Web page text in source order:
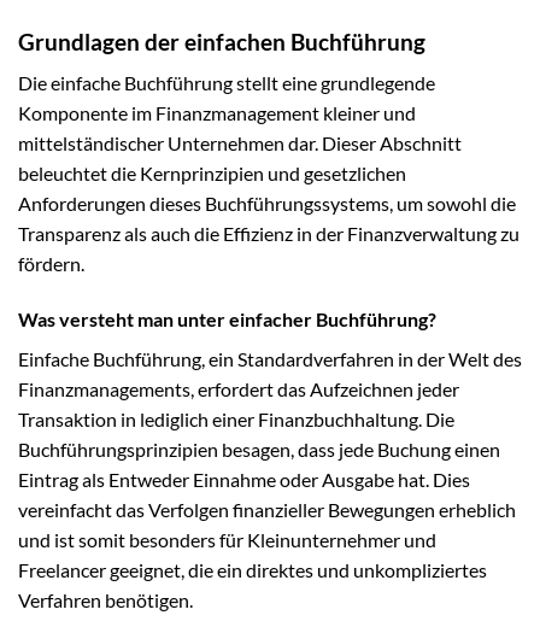
Grundlagen der einfachen Buchführung
Die einfache Buchführung stellt eine grundlegende
Komponente im Finanzmanagement kleiner und
mittelständischer Unternehmen dar. Dieser Abschnitt
beleuchtet die Kernprinzipien und gesetzlichen
Anforderungen dieses Buchführungssystems, um sowohl die
Transparenz als auch die Effizienz in der Finanzverwaltung zu
fördern.
Was versteht man unter einfacher Buchführung?
Einfache Buchführung, ein Standardverfahren in der Welt des
Finanzmanagements, erfordert das Aufzeichnen jeder
Transaktion in lediglich einer Finanzbuchhaltung. Die
Buchführungsprinzipien besagen, dass jede Buchung einen
Eintrag als Entweder Einnahme oder Ausgabe hat. Dies
vereinfacht das Verfolgen finanzieller Bewegungen erheblich
und ist somit besonders für Kleinunternehmer und
Freelancer geeignet, die ein direktes und unkompliziertes
Verfahren benötigen.